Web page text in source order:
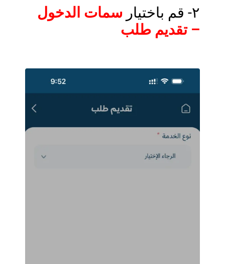
٢- قم باختيار سمات الدخول
– تقديم طلب